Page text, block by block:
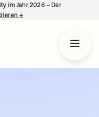
im Jahr 2026 – Der
→